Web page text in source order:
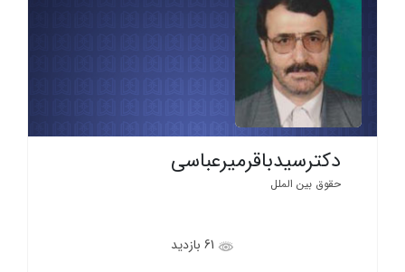
دکترسیدباقرمیرعباسی
حقوق بین الملل